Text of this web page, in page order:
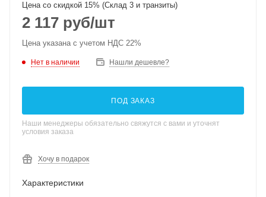
Цена со скидкой 15% (Склад 3 и транзиты)
2 117 руб/шт
Цена указана с учетом НДС 22%
Нет в наличии Нашли дешевле?
ПОД ЗАКАЗ
Наши менеджеры обязательно свяжутся с вами и уточнят
условия заказа
Хочу в подарок
Характеристики